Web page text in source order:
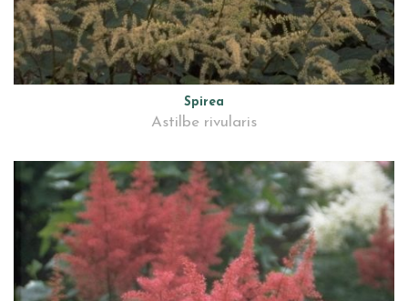
Spirea
Astilbe rivularis